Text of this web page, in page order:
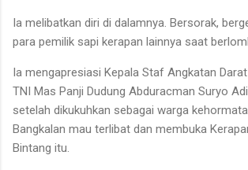
Ia melibatkan diri di dalamnya. Bersorak,
para pemilik sapi kerapan lainnya saat
Ia mengapresiasi Kepala Staf Angkatan
TNI Mas Panji Dudung Abduracman Suryo
setelah dikukuhkan sebagai warga
Bangkalan mau terlibat dan membuka
Bintang itu.